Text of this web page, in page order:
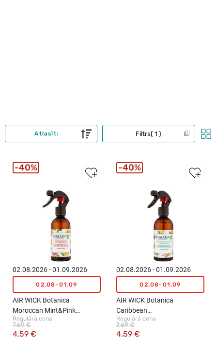
Filtrs 1
Atlasīt:
02.08.2026 - 01.09.2026
02.08-01.09
AIR WICK Botanica
Moroccan Mint&Pink
Grapefruit izsmidzināms
telpu gaisa atsvaidzinātājs,
Regulārā cena
4,59 €
7,69 €
40%
02.08.2026 - 01.09.2026
02.08-01.09
AIR WICK Botanica
Caribbean
Vetiver&Sandalwood
izsmidzināms telpu gaisa
Regulārā cena
4,59 €
7,69 €
40%